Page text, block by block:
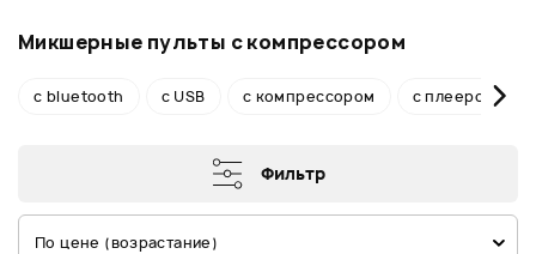
Микшерные пульты с компрессором
с bluetooth с USB с компрессором с плеером
Фильтр
По цене (возрастание)